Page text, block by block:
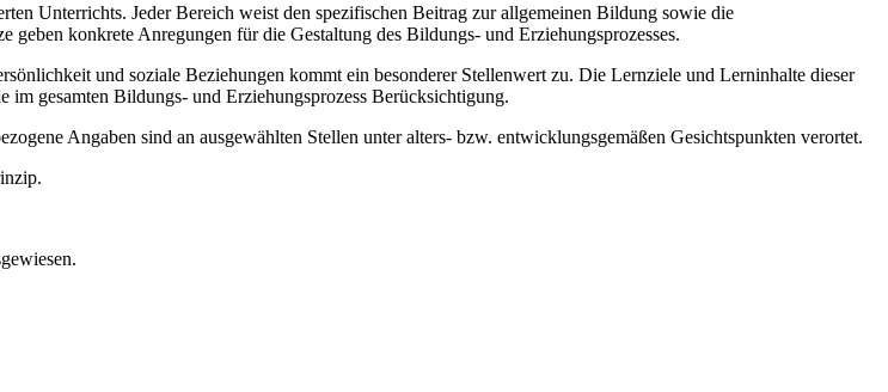
Unterrichts. Jeder Bereich weist den spezifischen Beitrag zur allgemeinen Bildung sowie die
konkrete Anregungen für die Gestaltung des Bildungs- und Erziehungsprozesses.
und soziale Beziehungen kommt ein besonderer Stellenwert zu. Die Lernziele und Lerninhalte dieser
gesamten Bildungs- und Erziehungsprozess Berücksichtigung.
Angaben sind an ausgewählten Stellen unter alters- bzw. entwicklungsgemäßen Gesichtspunkten verortet.